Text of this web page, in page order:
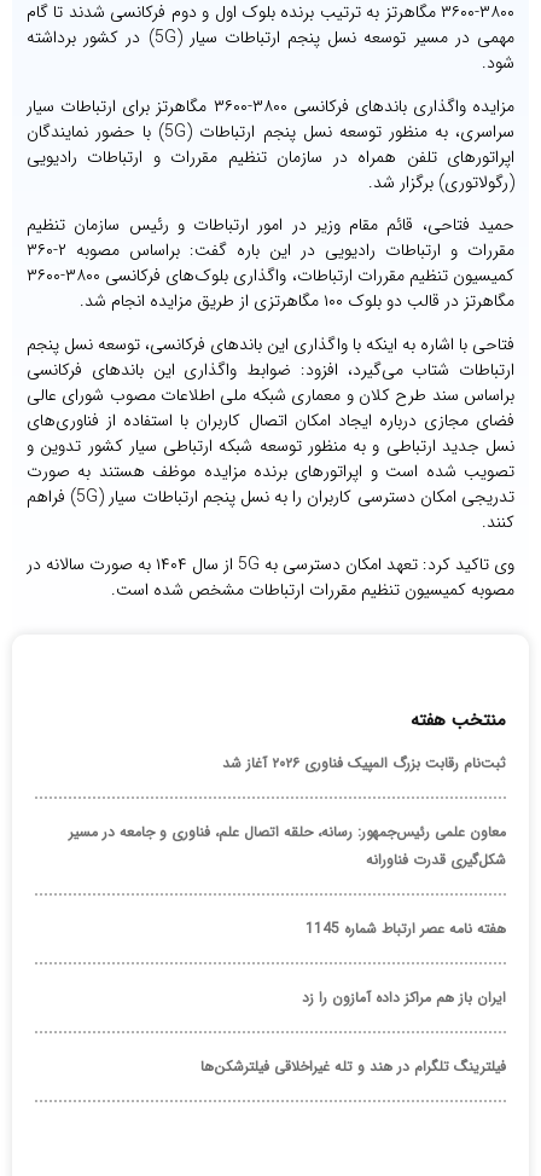
۳۸۰۰-۳۶۰۰ مگاهرتز به ترتیب برنده بلوک اول و دوم فرکانسی شدند تا گام
مهمی در مسیر توسعه نسل پنجم ارتباطات سیار (5G) در کشور برداشته
شود.
مزایده واگذاری باندهای فرکانسی ۳۸۰۰-۳۶۰۰ مگاهرتز برای ارتباطات سیار
سراسری، به منظور توسعه نسل پنجم ارتباطات (5G) با حضور نمایندگان
اپراتورهای تلفن همراه در سازمان تنظیم مقررات و ارتباطات رادیویی
(رگولاتوری) برگزار شد.
حمید فتاحی، قائم مقام وزیر در امور ارتباطات و رئیس سازمان تنظیم
مقررات و ارتباطات رادیویی در این باره گفت: براساس مصوبه ۲-۳۶۰
کمیسیون تنظیم مقررات ارتباطات، واگذاری بلوک‌های فرکانسی ۳۸۰۰-۳۶۰۰
مگاهرتز در قالب دو بلوک ۱۰۰ مگاهرتزی از طریق مزایده انجام شد.
فتاحی با اشاره به اینکه با واگذاری این باندهای فرکانسی، توسعه نسل پنجم
ارتباطات شتاب می‌گیرد، افزود: ضوابط واگذاری این باندهای فرکانسی
براساس سند طرح کلان و معماری شبکه ملی اطلاعات مصوب شورای عالی
فضای مجازی درباره ایجاد امکان اتصال کاربران با استفاده از فناوری‌های
نسل جدید ارتباطی و به منظور توسعه شبکه ارتباطی سیار کشور تدوین و
تصویب شده است و اپراتورهای برنده مزایده موظف هستند به صورت
تدریجی امکان دسترسی کاربران را به نسل پنجم ارتباطات سیار (5G) فراهم
کنند.
وی تاکید کرد: تعهد امکان دسترسی به 5G از سال ۱۴۰۴ به صورت سالانه در
مصوبه کمیسیون تنظیم مقررات ارتباطات مشخص شده است.
منتخب هفته
ثبت‌نام رقابت بزرگ المپیک فناوری ۲۰۲۶ آغاز شد
معاون علمی رئیس‌جمهور: رسانه، حلقه اتصال علم، فناوری و جامعه در مسیر
شکل‌گیری قدرت فناورانه
هفته نامه عصر ارتباط شماره 1145
ایران باز هم مراکز داده آمازون را زد
فیلترینگ تلگرام در هند و تله غیراخلاقی فیلترشکن‌ها